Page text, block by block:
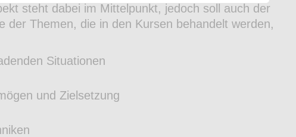
steht dabei im Mittelpunkt, jedoch soll auch der
der Themen, die in den Kursen behandelt werden,
Situationen
und Zielsetzung